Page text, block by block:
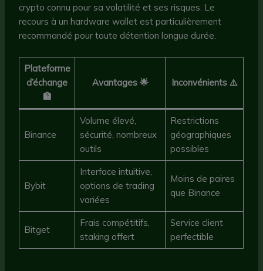
crypto connu pour sa volatilité et ses risques. Le
recours à un hardware wallet est particulièrement
recommandé pour toute détention longue durée.
Plateforme
d’échange
🏦
Avantages 🌟 Inconvénients ⚠️
Binance
Volume élevé,
sécurité, nombreux
outils
Restrictions
géographiques
possibles
Bybit
Interface intuitive,
options de trading
variées
Moins de paires
que Binance
Bitget
Frais compétitifs,
staking offert
Service client
perfectible